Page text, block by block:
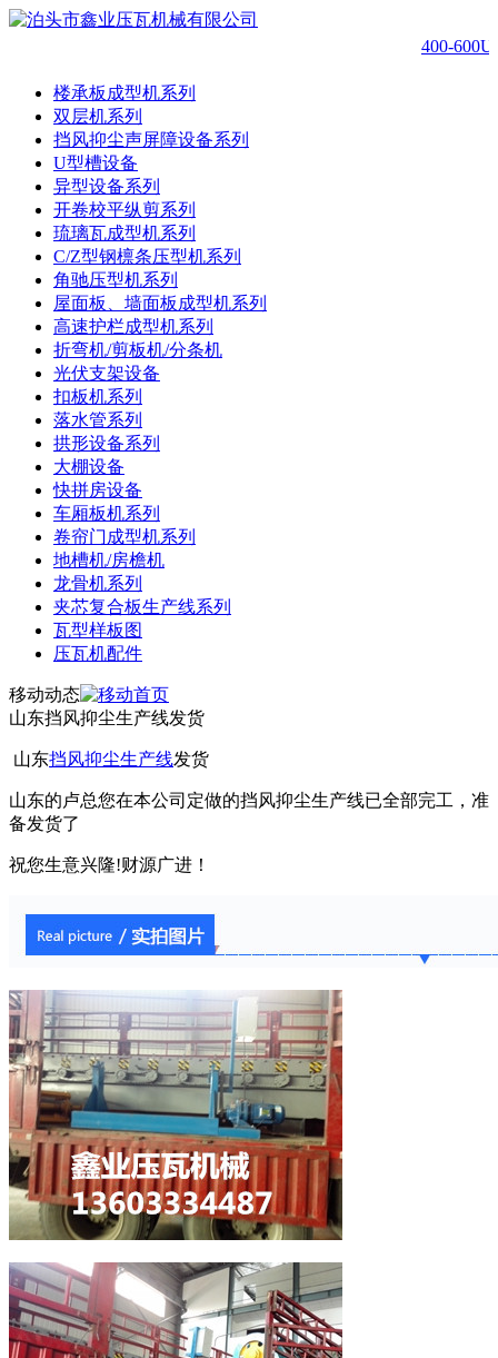
400-
楼承板成型机系列
双层机系列
挡风抑尘声屏障设备系列
U型槽设备
异型设备系列
开卷校平纵剪系列
琉璃瓦成型机系列
C/Z型钢檩条压型机系列
角驰压型机系列
屋面板、墙面板成型机系列
高速护栏成型机系列
折弯机/剪板机/分条机
光伏支架设备
扣板机系列
落水管系列
拱形设备系列
大棚设备
快拼房设备
车厢板机系列
卷帘门成型机系列
地槽机/房檐机
龙骨机系列
夹芯复合板生产线系列
瓦型样板图
压瓦机配件
移动动态
山东挡风抑尘生产线发货
山东挡风抑尘生产线发货
山东的卢总您在本公司定做的挡风抑尘生产线已全部完工，准
备发货了
祝您生意兴隆!财源广进！